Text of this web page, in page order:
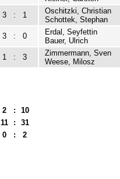
3 : 1
Oschitzki, Christian
Schottek, Stephan
3 : 0
Erdal, Seyfettin
Bauer, Ulrich
1 : 3
Zimmermann, Sven
Weese, Milosz
2 :
10
11 :
31
0 : 2